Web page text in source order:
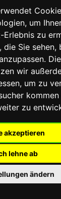
um
Erlebnis zu
die Sie sehen,
wir
um zu
zu
akzeptieren
lehne ab
ändern
Shop
Produkte sind
werden.
natürlich aus aus
Lesbos. Mit
Vden Verkauf
und Online!